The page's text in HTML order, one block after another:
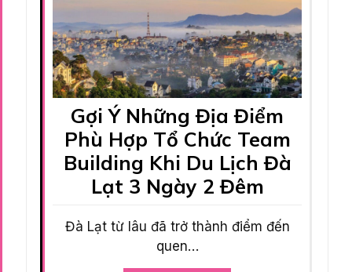
Gợi Ý Những Địa Điểm
Phù Hợp Tổ Chức Team
Building Khi Du Lịch Đà
Lạt 3 Ngày 2 Đêm
Đà Lạt từ lâu đã trở thành điểm đến
quen…